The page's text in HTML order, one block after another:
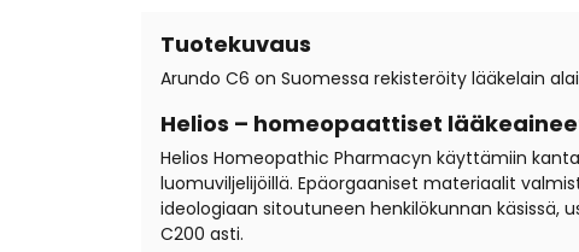
Tuotekuvaus
Arundo C6 on Suomessa rekisteröity lääkelain
Helios – homeopaattiset
Helios Homeopathic Pharmacyn käyttämiin
luomuviljelijöillä. Epäorgaaniset materiaalit
ideologiaan sitoutuneen henkilökunnan
C200 asti.